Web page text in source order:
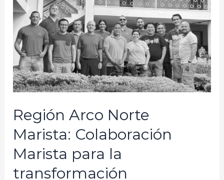
Región Arco Norte
Marista: Colaboración
Marista para la
transformación